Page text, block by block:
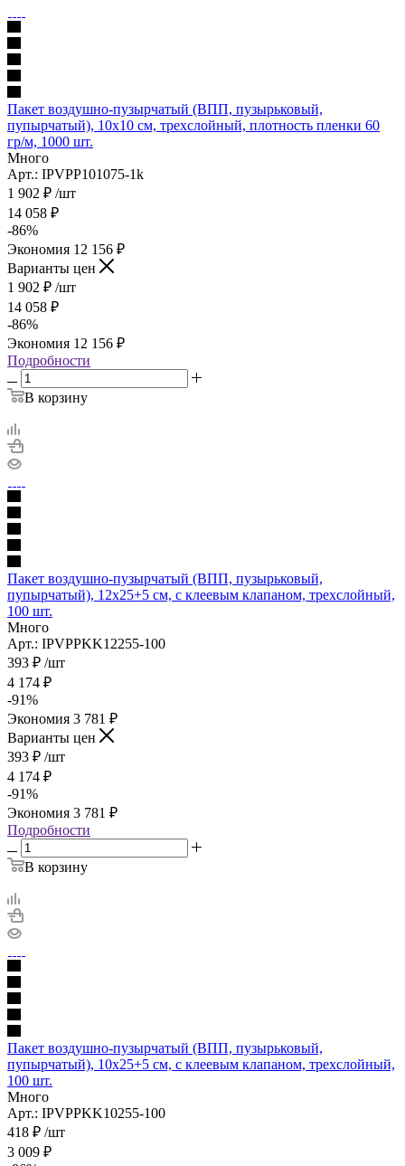
Пакет воздушно-пузырчатый (ВПП, пузырьковый,
пупырчатый), 10х10 см, трехслойный, плотность пленки 60
гр/м, 1000 шт.
Много
Арт.: IPVPP101075-1k
1 902 ₽ /шт
14 058 ₽
-86%
Экономия 12 156 ₽
Варианты цен
1 902 ₽ /шт
14 058 ₽
-86%
Экономия 12 156 ₽
Подробности
В корзину
Пакет воздушно-пузырчатый (ВПП, пузырьковый,
пупырчатый), 12х25+5 см, с клеевым клапаном, трехслойный,
100 шт.
Много
Арт.: IPVPPKK12255-100
393 ₽ /шт
4 174 ₽
-91%
Экономия 3 781 ₽
Варианты цен
393 ₽ /шт
4 174 ₽
-91%
Экономия 3 781 ₽
Подробности
В корзину
Пакет воздушно-пузырчатый (ВПП, пузырьковый,
пупырчатый), 10х25+5 см, с клеевым клапаном, трехслойный,
100 шт.
Много
Арт.: IPVPPKK10255-100
418 ₽ /шт
3 009 ₽